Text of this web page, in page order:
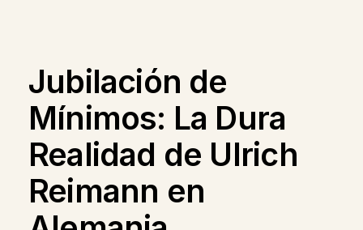
Jubilación de
Mínimos: La Dura
Realidad de Ulrich
Reimann en